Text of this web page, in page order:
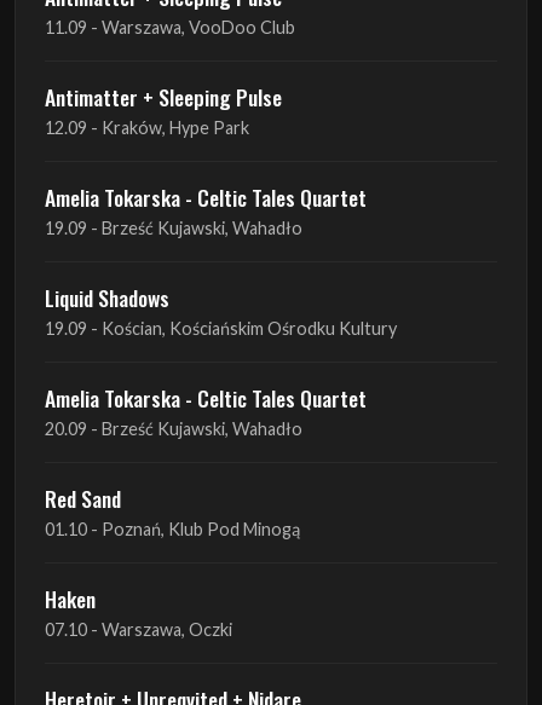
12.09 - Kraków, Hype Park
Amelia Tokarska - Celtic Tales Quartet
19.09 - Brześć Kujawski, Wahadło
Liquid Shadows
19.09 - Kościan, Kościańskim Ośrodku Kultury
Amelia Tokarska - Celtic Tales Quartet
20.09 - Brześć Kujawski, Wahadło
Red Sand
Haken
Heretoir + Unreqvited + Nidare
THE SISTERS OF MERCY